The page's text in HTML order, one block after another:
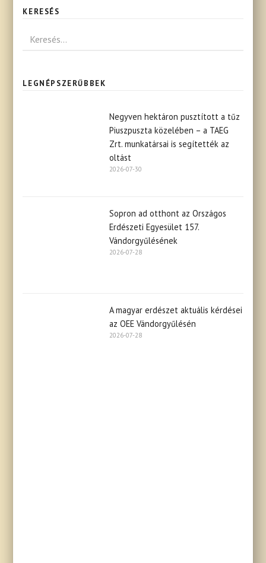
KERESÉS
LEGNÉPSZERŰBBEK
Negyven hektáron pusztított a tűz
Piuszpuszta közelében – a TAEG
Zrt. munkatársai is segítették az
oltást
2026-07-30
Sopron ad otthont az Országos
Erdészeti Egyesület 157.
Vándorgyűlésének
2026-07-28
A magyar erdészet aktuális kérdései
az OEE Vándorgyűlésén
2026-07-28